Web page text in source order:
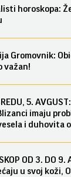
horoskopa:
Gromovnik:
važan!
5.
imaju
i duhovita
OD 3. DO 9.
u svoj koži,